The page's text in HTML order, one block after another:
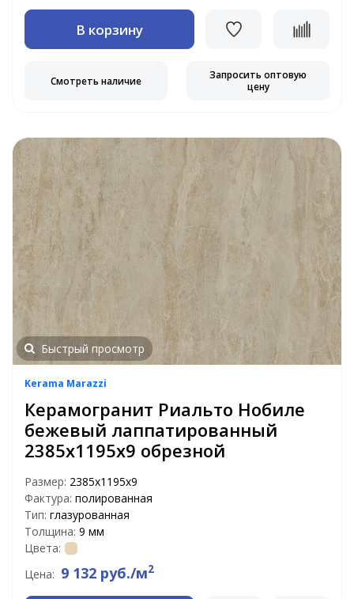
В корзину
Смотреть наличие
Запросить оптовую
цену
Быстрый просмотр
Kerama Marazzi
Керамогранит Риальто Нобиле
бежевый лаппатированный
2385х1195х9 обрезной
Размер: 2385х1195х9
Фактура: полированная
Тип: глазурованная
Толщина: 9 мм
Цвета:
Цена: 9 132 руб./м2